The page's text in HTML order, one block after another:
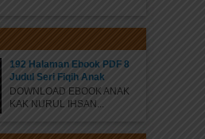
192 Halaman Ebook PDF 8
Judul Seri Fiqih Anak
DOWNLOAD EBOOK ANAK
KAK NURUL IHSAN...